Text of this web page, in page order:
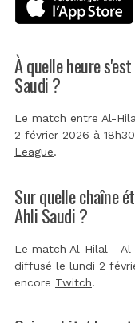
À quelle heure
Saudi ?
Le match entre Al-
2 février 2026 à
League.
Sur quelle chaîne
Ahli Saudi ?
Le match Al-Hilal -
diffusé le lundi 2
encore Twitch.